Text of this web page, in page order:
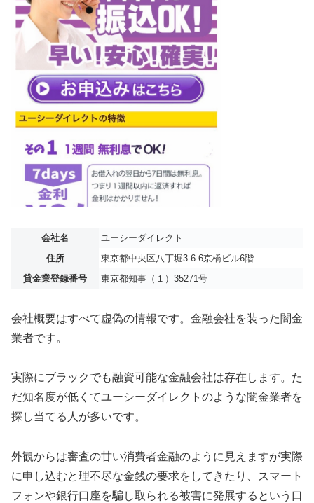
会社名
ユーシーダイレクト
住所
東京都中央区八丁堀3-6-6京橋ビル6階
貸金業登録番号
東京都知事（１）35271号
会社概要はすべて虚偽の情報です。金融会社を装った闇金
業者です。
実際にブラックでも融資可能な金融会社は存在します。た
だ知名度が低くてユーシーダイレクトのような闇金業者を
探し当てる人が多いです。
外観からは審査の甘い消費者金融のように見えますが実際
に申し込むと理不尽な金銭の要求をしてきたり、スマート
フォンや銀行口座を騙し取られる被害に発展するという口